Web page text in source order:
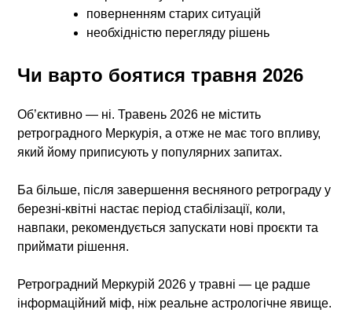
поверненням старих ситуацій
необхідністю перегляду рішень
Чи варто боятися травня 2026
Об’єктивно — ні. Травень 2026 не містить
ретроградного Меркурія, а отже не має того впливу,
який йому приписують у популярних запитах.
Ба більше, після завершення весняного ретрограду у
березні-квітні настає період стабілізації, коли,
навпаки, рекомендується запускати нові проєкти та
приймати рішення.
Ретроградний Меркурій 2026 у травні — це радше
інформаційний міф, ніж реальне астрологічне явище.